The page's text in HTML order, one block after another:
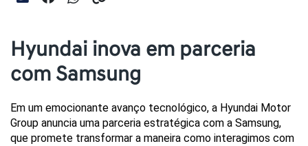
Hyundai inova em parceria
com Samsung
Em um emocionante avanço tecnológico, a Hyundai Motor
Group anuncia uma parceria estratégica com a Samsung,
que promete transformar a maneira como interagimos com